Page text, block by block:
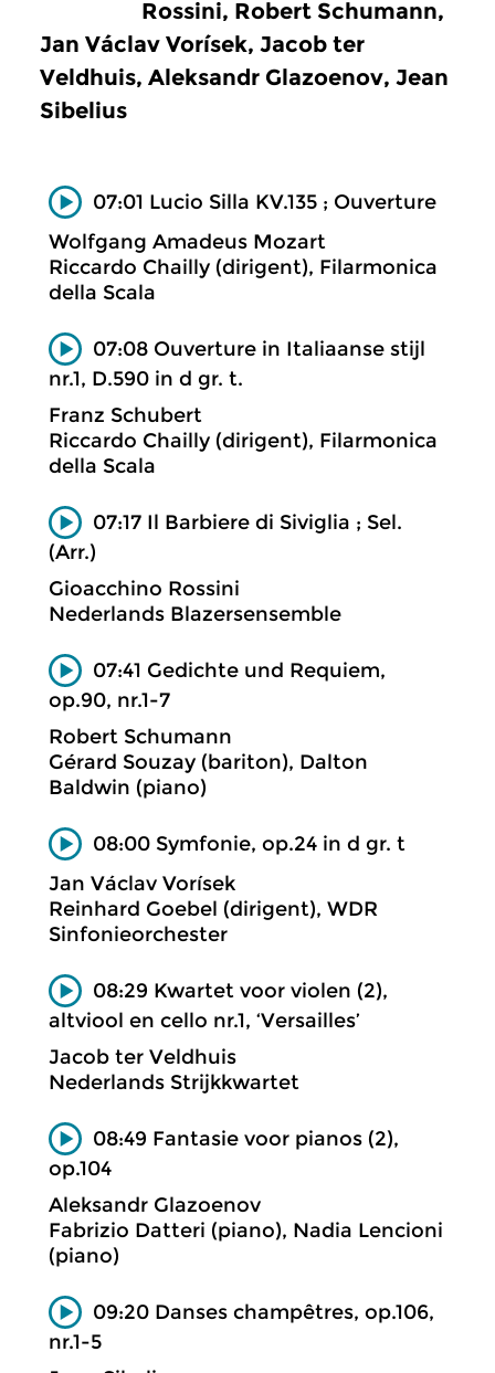
Rossini, Robert Schumann,
Jan Václav Vorísek, Jacob ter
Veldhuis, Aleksandr Glazoenov, Jean
Sibelius
07:01 Lucio Silla KV.135 ; Ouverture
Wolfgang Amadeus Mozart
Riccardo Chailly (dirigent), Filarmonica
della Scala
07:08 Ouverture in Italiaanse stijl
nr.1, D.590 in d gr. t.
Franz Schubert
Riccardo Chailly (dirigent), Filarmonica
della Scala
07:17 Il Barbiere di Siviglia ; Sel.
(Arr.)
Gioacchino Rossini
Nederlands Blazersensemble
07:41 Gedichte und Requiem,
op.90, nr.1-7
Robert Schumann
Gérard Souzay (bariton), Dalton
Baldwin (piano)
08:00 Symfonie, op.24 in d gr. t
Jan Václav Vorísek
Reinhard Goebel (dirigent), WDR
Sinfonieorchester
08:29 Kwartet voor violen (2),
altviool en cello nr.1, ‘Versailles’
Jacob ter Veldhuis
Nederlands Strijkkwartet
08:49 Fantasie voor pianos (2),
op.104
Aleksandr Glazoenov
Fabrizio Datteri (piano), Nadia Lencioni
(piano)
09:20 Danses champêtres, op.106,
nr.1-5